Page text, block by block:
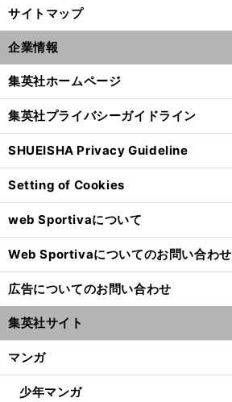
サイトマップ
企業情報
集英社ホームページ
集英社プライバシーガイドライン
SHUEISHA Privacy Guideline
Setting of Cookies
web Sportivaについて
Web Sportivaについてのお問い合わせ
広告についてのお問い合わせ
集英社サイト
マンガ
少年マンガ